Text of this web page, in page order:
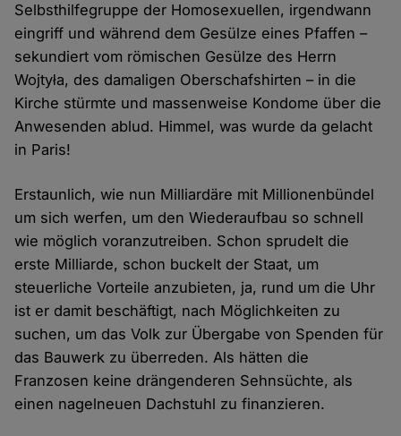
Selbsthilfegruppe der Homosexuellen, irgendwann
eingriff und während dem Gesülze eines Pfaffen –
sekundiert vom römischen Gesülze des Herrn
Wojtyła, des damaligen Oberschafshirten – in die
Kirche stürmte und massenweise Kondome über die
Anwesenden ablud. Himmel, was wurde da gelacht
in Paris!
Erstaunlich, wie nun Milliardäre mit Millionenbündel
um sich werfen, um den Wiederaufbau so schnell
wie möglich voranzutreiben. Schon sprudelt die
erste Milliarde, schon buckelt der Staat, um
steuerliche Vorteile anzubieten, ja, rund um die Uhr
ist er damit beschäftigt, nach Möglichkeiten zu
suchen, um das Volk zur Übergabe von Spenden für
das Bauwerk zu überreden. Als hätten die
Franzosen keine drängenderen Sehnsüchte, als
einen nagelneuen Dachstuhl zu finanzieren.